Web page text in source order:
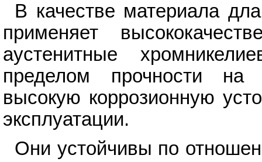
В качестве материала
применяет
аустенитные
пределом прочности на
высокую коррозионную
эксплуатации.
Они устойчивы по